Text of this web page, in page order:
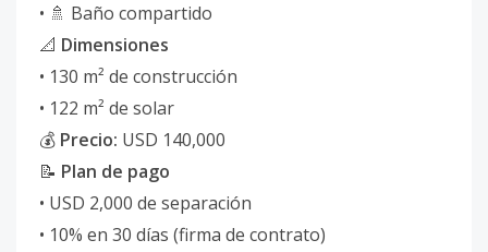
• 🚿 Baño compartido
📐 Dimensiones
• 130 m² de construcción
• 122 m² de solar
💰 Precio: USD 140,000
📝 Plan de pago
• USD 2,000 de separación
• 10% en 30 días (firma de contrato)